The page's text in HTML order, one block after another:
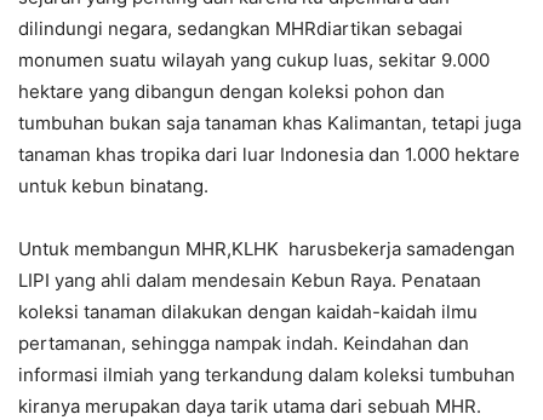
dilindungi negara, sedangkan MHRdiartikan sebagai
monumen suatu wilayah yang cukup luas, sekitar 9.000
hektare yang dibangun dengan koleksi pohon dan
tumbuhan bukan saja tanaman khas Kalimantan, tetapi juga
tanaman khas tropika dari luar Indonesia dan 1.000 hektare
untuk kebun binatang.
Untuk membangun MHR,KLHK harusbekerja samadengan
LIPI yang ahli dalam mendesain Kebun Raya. Penataan
koleksi tanaman dilakukan dengan kaidah-kaidah ilmu
pertamanan, sehingga nampak indah. Keindahan dan
informasi ilmiah yang terkandung dalam koleksi tumbuhan
kiranya merupakan daya tarik utama dari sebuah MHR.